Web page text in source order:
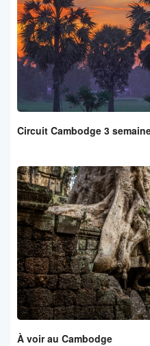
Circuit Cambodge 3
À voir au Cambodge